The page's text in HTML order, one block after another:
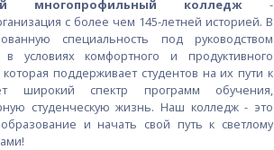
многопрофильный колледж -
с более чем 145-летней историей. В
специальность под руководством
условиях комфортного и продуктивного
поддерживает студентов на их пути к
широкий спектр программ обучения,
студенческую жизнь. Наш колледж - это
и начать свой путь к светлому